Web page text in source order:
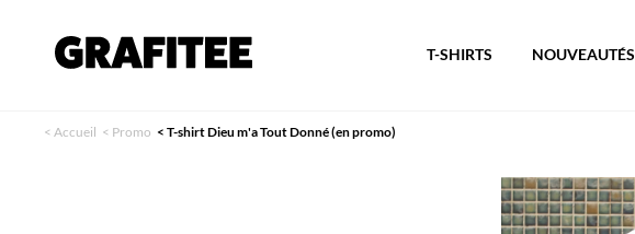
T-SHIRTS NOUVEAUTÉS
< Accueil < Promo < T-shirt Dieu m'a Tout Donné (en promo)